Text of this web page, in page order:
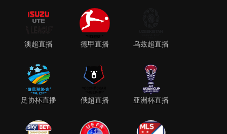
澳超直播 德甲直播 乌兹超直播
足协杯直播 俄超直播 亚洲杯直播